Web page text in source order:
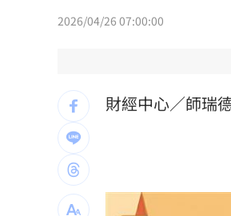
結婚契機曝 HAHA
中秋不吃月餅！最
上節目驚傳拿不到
2026/04/26 07:00:00
財經中心／師瑞